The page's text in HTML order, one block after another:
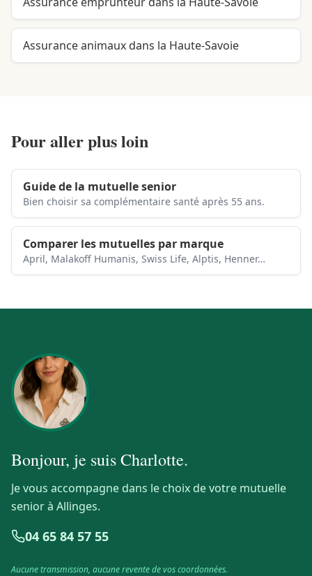
Assurance animaux dans la Haute-Savoie
Pour aller plus loin
Guide de la mutuelle senior
Bien choisir sa complémentaire santé après 55 ans.
Comparer les mutuelles par marque
April, Malakoff Humanis, Swiss Life, Alptis, Henner…
Bonjour, je suisCharlotte.
Je vous accompagne dans le choix de votre mutuelle
senior à Allinges.
04 65 84 57 55
Aucune transmission, aucune revente de vos coordonnées.